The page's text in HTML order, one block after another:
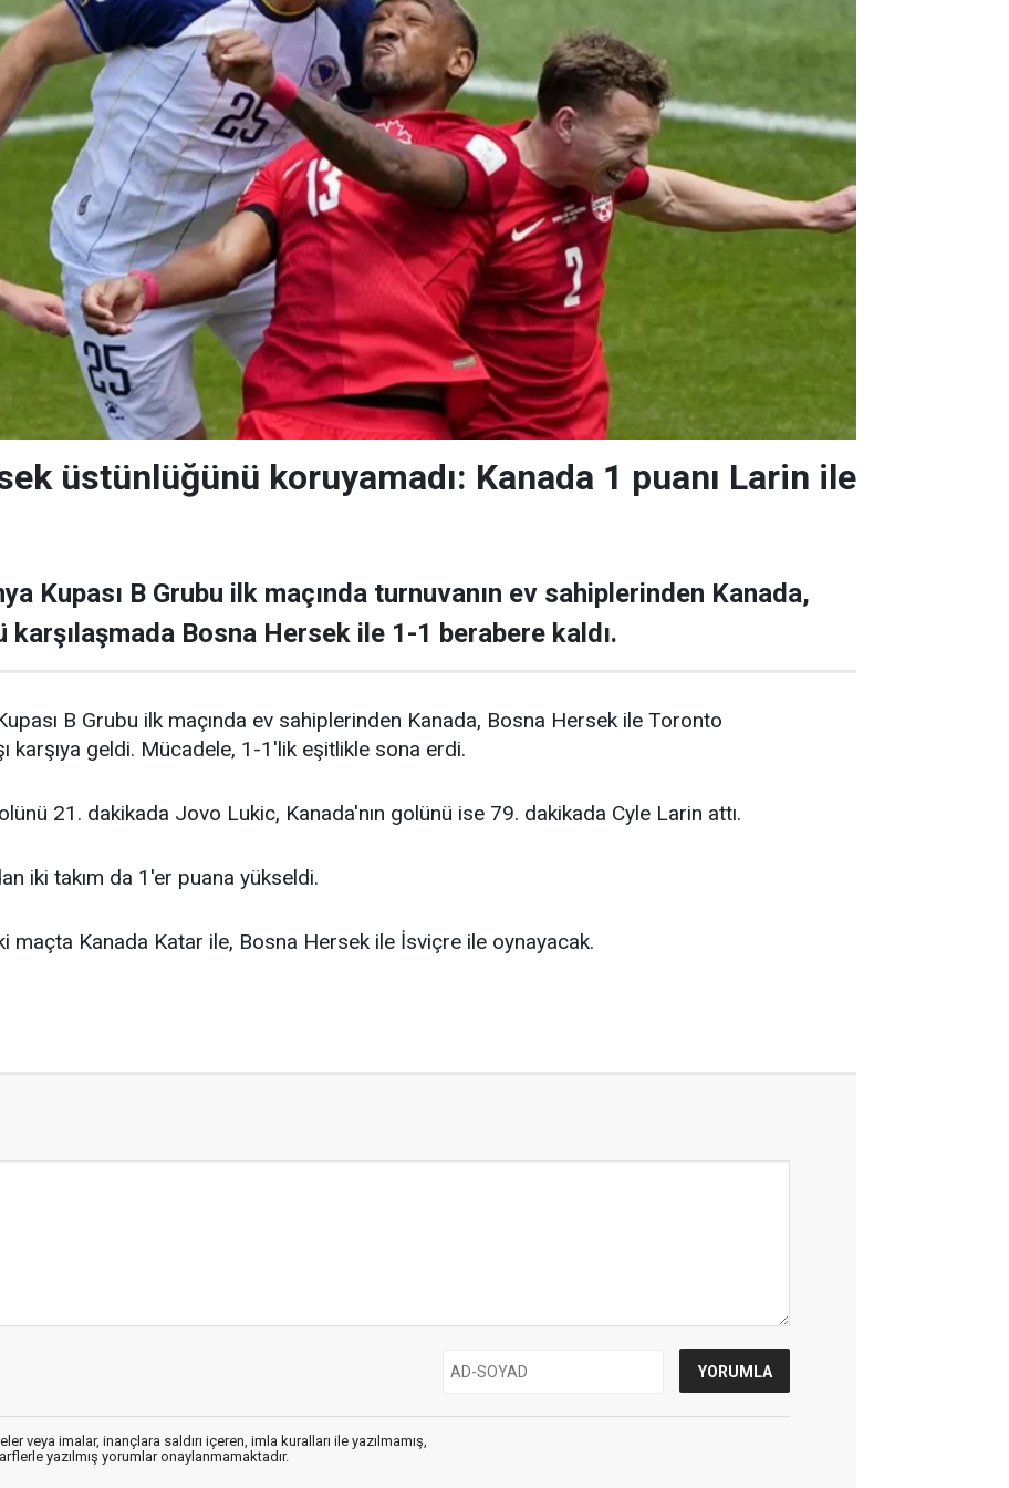
üstünlüğünü koruyamadı: Kanada 1 puanı Larin ile
Kupası B Grubu ilk maçında turnuvanın ev sahiplerinden Kanada,
karşılaşmada Bosna Hersek ile 1-1 berabere kaldı.
B Grubu ilk maçında ev sahiplerinden Kanada, Bosna Hersek ile Toronto
karşıya geldi. Mücadele, 1-1'lik eşitlikle sona erdi.
21. dakikada Jovo Lukic, Kanada'nın golünü ise 79. dakikada Cyle Larin attı.
iki takım da 1'er puana yükseldi.
maçta Kanada Katar ile, Bosna Hersek ile İsviçre ile oynayacak.
veya imalar, inançlara saldırı içeren, imla kuralları ile yazılmamış,
yazılmış yorumlar onaylanmamaktadır.